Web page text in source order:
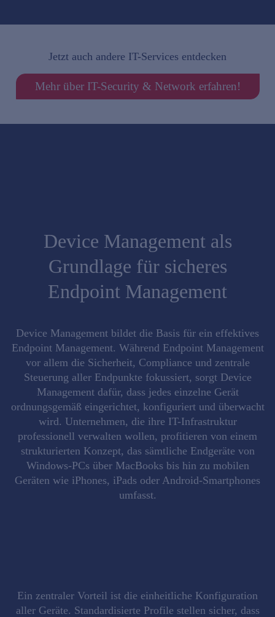
Jetzt auch andere IT-Services entdecken
Mehr über IT-Security & Network erfahren!
Device Management als
Grundlage für sicheres
Endpoint Management
Device Management bildet die Basis für ein effektives
Endpoint Management. Während Endpoint Management
vor allem die Sicherheit, Compliance und zentrale
Steuerung aller Endpunkte fokussiert, sorgt Device
Management dafür, dass jedes einzelne Gerät
ordnungsgemäß eingerichtet, konfiguriertund überwacht
wird. Unternehmen, die ihre IT-Infrastruktur
professionell verwalten wollen, profitieren von einem
strukturierten Konzept, das sämtliche Endgeräte von
Windows-PCs über MacBooks bis hin zu mobilen
Geräten wie iPhones, iPads oder Android-Smartphones
umfasst.
Ein zentraler Vorteil ist die einheitliche Konfiguration
aller Geräte. Standardisierte Profile stellen sicher, dass